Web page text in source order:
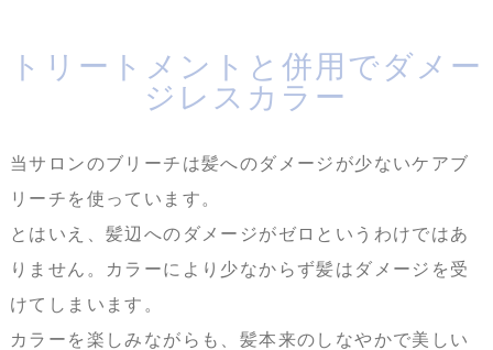
トリートメントと併用でダメー
ジレスカラー
当サロンのブリーチは髪へのダメージが少ないケアブ
リーチを使っています。
とはいえ、髪辺へのダメージがゼロというわけではあ
りません。カラーにより少なからず髪はダメージを受
けてしまいます。
カラーを楽しみながらも、髪本来のしなやかで美しい